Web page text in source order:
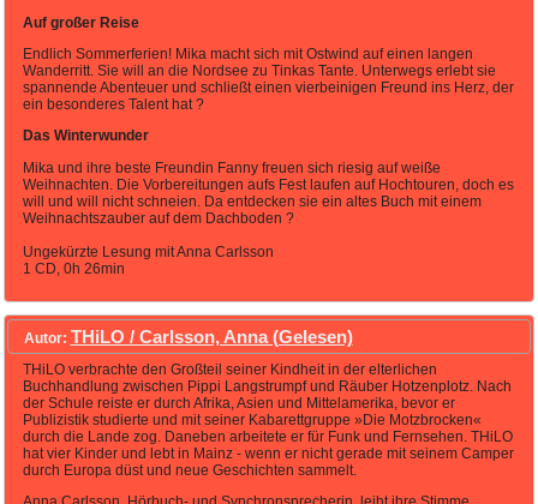
Auf großer Reise
Endlich Sommerferien! Mika macht sich mit Ostwind auf einen langen
Wanderritt. Sie will an die Nordsee zu Tinkas Tante. Unterwegs erlebt sie
spannende Abenteuer und schließt einen vierbeinigen Freund ins Herz, der
ein besonderes Talent hat ?
Das Winterwunder
Mika und ihre beste Freundin Fanny freuen sich riesig auf weiße
Weihnachten. Die Vorbereitungen aufs Fest laufen auf Hochtouren, doch es
will und will nicht schneien. Da entdecken sie ein altes Buch mit einem
Weihnachtszauber auf dem Dachboden ?
Ungekürzte Lesung mit Anna Carlsson
1 CD, 0h 26min
Autor: THiLO / Carlsson, Anna (Gelesen)
THiLO verbrachte den Großteil seiner Kindheit in der elterlichen
Buchhandlung zwischen Pippi Langstrumpf und Räuber Hotzenplotz. Nach
der Schule reiste er durch Afrika, Asien und Mittelamerika, bevor er
Publizistik studierte und mit seiner Kabarettgruppe »Die Motzbrocken«
durch die Lande zog. Daneben arbeitete er für Funk und Fernsehen. THiLO
hat vier Kinder und lebt in Mainz - wenn er nicht gerade mit seinem Camper
durch Europa düst und neue Geschichten sammelt.